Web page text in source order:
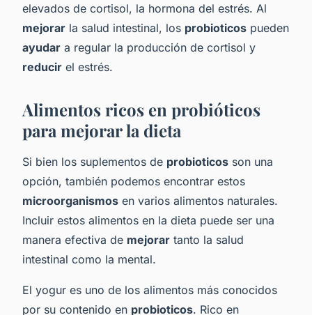
elevados de cortisol, la hormona del estrés. Al
mejorar la salud intestinal, los probioticos pueden
ayudar a regular la producción de cortisol y
reducir el estrés.
Alimentos ricos en probióticos
para mejorar la dieta
Si bien los suplementos de probioticos son una
opción, también podemos encontrar estos
microorganismos en varios alimentos naturales.
Incluir estos alimentos en la dieta puede ser una
manera efectiva de mejorar tanto la salud
intestinal como la mental.
El yogur es uno de los alimentos más conocidos
por su contenido en probioticos. Rico en